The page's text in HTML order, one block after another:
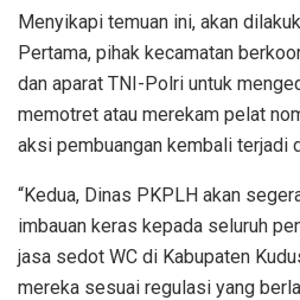
Menyikapi temuan ini, akan
Pertama, pihak kecamatan
dan aparat TNI-Polri untuk
memotret atau merekam pelat
aksi pembuangan kembali terjadi
“Kedua, Dinas PKPLH akan
imbauan keras kepada seluruh
jasa sedot WC di Kabupaten
mereka sesuai regulasi yang